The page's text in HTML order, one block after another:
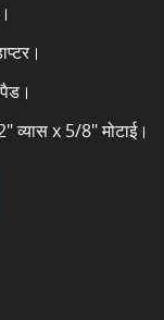
x 5/8" मोटाई।